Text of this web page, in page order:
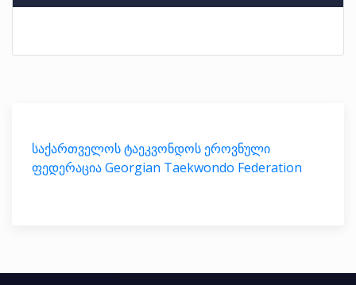
საქართველოს ტაეკვონდოს ეროვნული
ფედერაცია Georgian Taekwondo Federation